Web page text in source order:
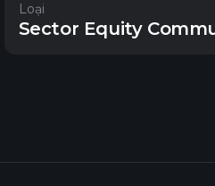
Loại
Sector Equity